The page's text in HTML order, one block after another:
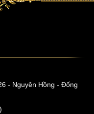
- Nguyên Hồng - Đống